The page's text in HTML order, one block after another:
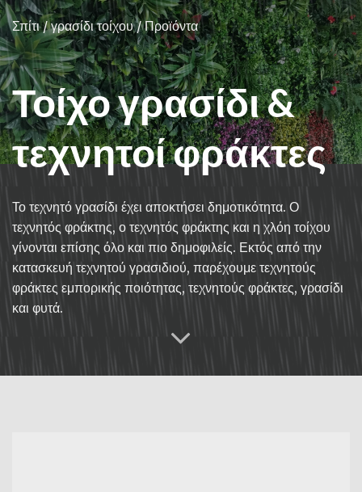
Σπίτι/γρασίδι τοίχου / Προϊόντα
Τοίχο γρασίδι &
τεχνητοί φράκτες
Το τεχνητό γρασίδι έχει αποκτήσει δημοτικότητα. Ο
τεχνητός φράκτης, ο τεχνητός φράκτης και η χλόη τοίχου
γίνονται επίσης όλο και πιο δημοφιλείς. Εκτός από την
κατασκευή τεχνητού γρασιδιού, παρέχουμε τεχνητούς
φράκτες εμπορικής ποιότητας, τεχνητούς φράκτες, γρασίδι
και φυτά.